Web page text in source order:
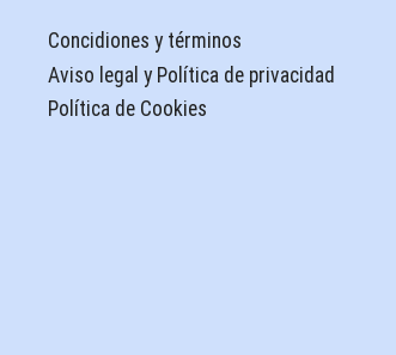
Concidiones y términos
Aviso legal y Política de privacidad
Política de Cookies